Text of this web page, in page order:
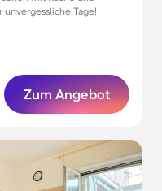
unvergessliche Tage!
Zum Angebot